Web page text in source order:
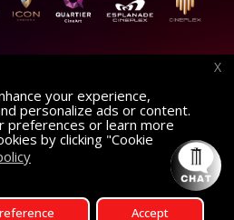
your experience,
personalize ads or content.
preferences or learn more
by clicking "Cookie
Accept
X
AT เลือกโรงภาพยนตร์